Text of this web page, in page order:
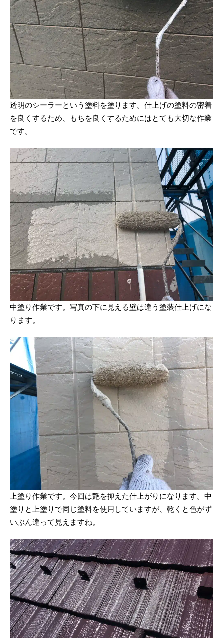
透明のシーラーという塗料を塗ります。仕上げの塗料の密着
を良くするため、もちを良くするためにはとても大切な作業
です。
中塗り作業です。写真の下に見える壁は違う塗装仕上げにな
ります。
上塗り作業です。今回は艶を抑えた仕上がりになります。中
塗りと上塗りで同じ塗料を使用していますが、乾くと色がず
いぶん違って見えますね。